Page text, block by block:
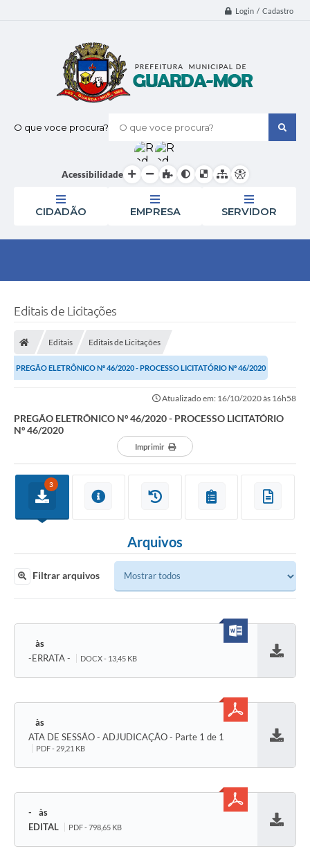
Login / Cadastro
O que voce procura?
Acessibilidade
CIDADÃO EMPRESA SERVIDOR
Editais de Licitações
Editais Editais de Licitações
PREGÃO ELETRÔNICO Nº 46/2020 - PROCESSO LICITATÓRIO Nº 46/2020
Atualizado em: 16/10/2020 às 16h58
PREGÃO ELETRÔNICO Nº 46/2020 - PROCESSO LICITATÓRIO
Nº 46/2020
Imprimir
3
Arquivos
Filtrar arquivos
-ERRATA - DOCX - 13,45 KB
ATA DE SESSÃO - ADJUDICAÇÃO - Parte 1 de 1
PDF - 29,21 KB
-
EDITAL
PDF - 798,65 KB